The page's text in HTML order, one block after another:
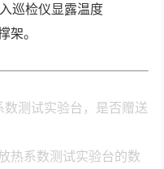
巡检仪显露温度
架。
测试实验台，是否赠送
热系数测试实验台的数